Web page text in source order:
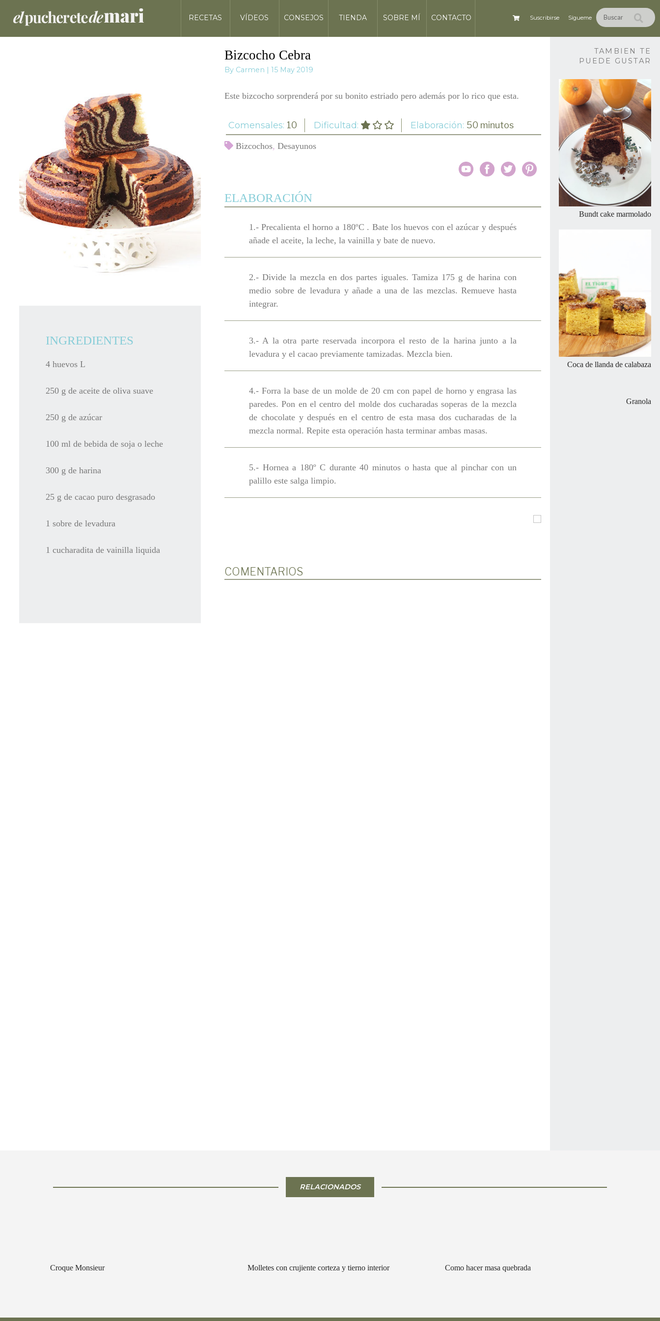
Suscribirse Sígueme
RECETAS VÍDEOS CONSEJOS TIENDA SOBRE MÍ CONTACTO
INGREDIENTES
4 huevos L
250 g de aceite de oliva suave
250 g de azúcar
100 ml de bebida de soja o leche
300 g de harina
25 g de cacao puro desgrasado
1 sobre de levadura
1 cucharadita de vainilla liquida
Bizcocho Cebra
By Carmen | 15 May 2019
Este bizcocho sorprenderá por su bonito estriado pero además por lo rico que esta.
Comensales: 10 Dificultad: Elaboración: 50 minutos
Bizcochos, Desayunos
ELABORACIÓN
1.- Precalienta el horno a 180ºC . Bate los huevos con el azúcar y después
añade el aceite, la leche, la vainilla y bate de nuevo.
2.- Divide la mezcla en dos partes iguales. Tamiza 175 g de harina con
medio sobre de levadura y añade a una de las mezclas. Remueve hasta
integrar.
3.- A la otra parte reservada incorpora el resto de la harina junto a la
levadura y el cacao previamente tamizadas. Mezcla bien.
4.- Forra la base de un molde de 20 cm con papel de horno y engrasa las
paredes. Pon en el centro del molde dos cucharadas soperas de la mezcla
de chocolate y después en el centro de esta masa dos cucharadas de la
mezcla normal. Repite esta operación hasta terminar ambas masas.
5.- Hornea a 180º C durante 40 minutos o hasta que al pinchar con un
palillo este salga limpio.
COMENTARIOS
TAMBIEN TE
PUEDE GUSTAR
Bundt cake marmolado
Coca de llanda de calabaza
Granola
RELACIONADOS
Croque Monsieur Molletes con crujiente corteza y tierno interior Como hacer masa quebrada